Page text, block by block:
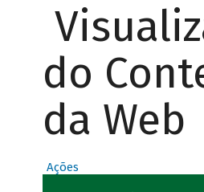
do
da Web
Ações